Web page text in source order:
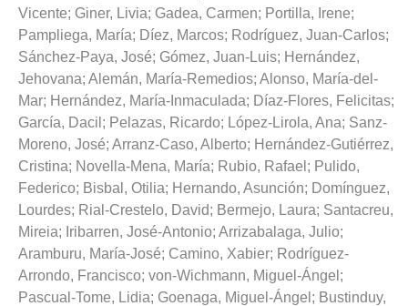
Vicente; Giner, Livia; Gadea, Carmen; Portilla, Irene;
Pampliega, María; Díez, Marcos; Rodríguez, Juan-Carlos;
Sánchez-Paya, José; Gómez, Juan-Luis; Hernández,
Jehovana; Alemán, María-Remedios; Alonso, María-del-
Mar; Hernández, María-Inmaculada; Díaz-Flores, Felicitas;
García, Dacil ; Pelazas, Ricardo; López-Lirola, Ana; Sanz-
Moreno, José; Arranz-Caso, Alberto; Hernández-Gutiérrez,
Cristina; Novella-Mena, María; Rubio, Rafael ; Pulido,
Federico; Bisbal, Otilia; Hernando, Asunción; Domínguez,
Lourdes; Rial-Crestelo, David; Bermejo, Laura; Santacreu,
Mireia; Iribarren, José-Antonio; Arrizabalaga, Julio;
Aramburu, María-José; Camino, Xabier; Rodríguez-
Arrondo, Francisco; von-Wichmann, Miguel-Ángel ;
Pascual-Tome, Lidia; Goenaga, Miguel-Ángel ; Bustinduy,